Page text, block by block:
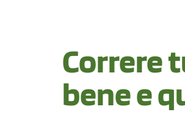
Correre
bene e